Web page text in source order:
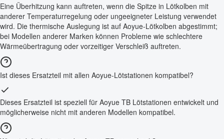
Eine Überhitzung kann auftreten, wenn die Spitze in Lötkolben mit
anderer Temperaturregelung oder ungeeigneter Leistung verwendet
wird. Die thermische Auslegung ist auf Aoyue-Lötkolben abgestimmt;
bei Modellen anderer Marken können Probleme wie schlechtere
Wärmeübertragung oder vorzeitiger Verschleiß auftreten.
Ist dieses Ersatzteil mit allen Aoyue-Lötstationen kompatibel?
Dieses Ersatzteil ist speziell für Aoyue TB Lötstationen entwickelt und
möglicherweise nicht mit anderen Modellen kompatibel.